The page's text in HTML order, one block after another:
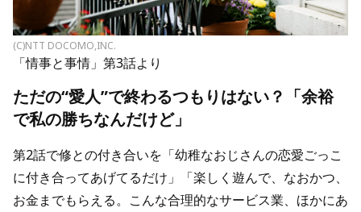
(C)NTT DOCOMO,INC.
「情事と事情」第3話より
ただの“愛人”で終わるつもりはない？「余裕
で私の勝ちなんだけど」
第2話で修との付き合いを「幼稚なおじさんの恋愛ごっこ
に付き合ってあげてるだけ」「楽しく遊んで、なおかつ、
お金までもらえる。こんな合理的なサービス業、ほかにあ